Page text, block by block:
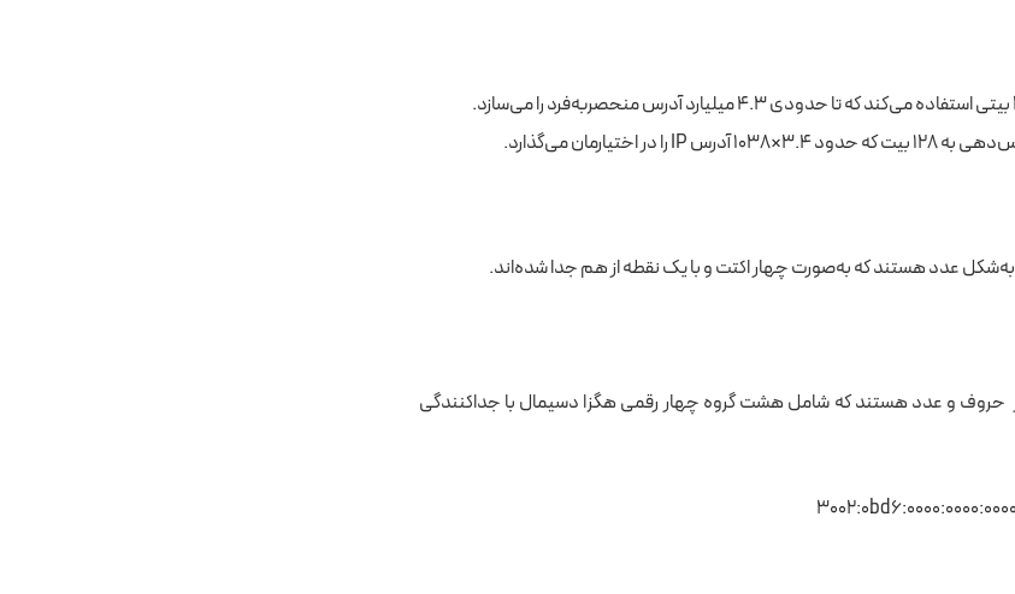
که حدود ۳.۴×۱۰ ۳۸ آدرس IP را در اختیارمان می‌گذارد.
حروف و عدد هستند که شامل هشت گروه چهار رقمی هگزا دسیمال با جداکنندگی